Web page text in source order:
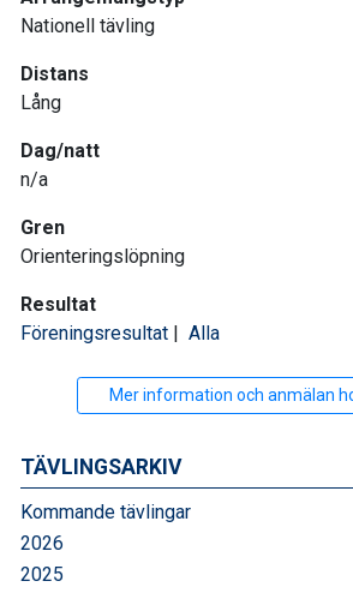
TÄVLINGSARKIV
Kommande tävlingar
2026
2025
Nationell tävling
Distans
Lång
Dag/natt
n/a
Gren
Orienteringslöpning
Resultat
Föreningsresultat
Alla
Mer information och anmälan